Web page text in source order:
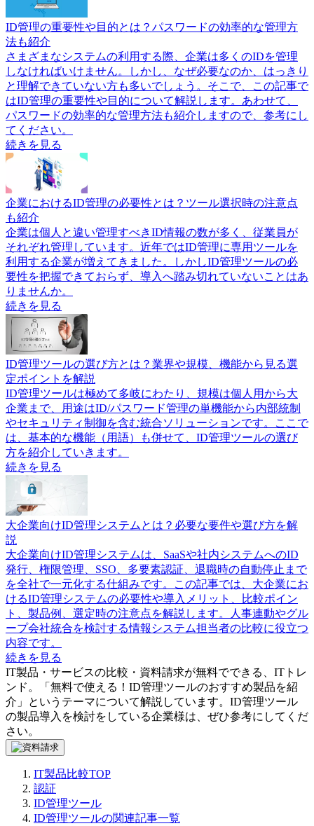
ID管理の重要性や目的とは？パスワードの効率的な管理方
法も紹介
さまざまなシステムの利用する際、企業は多くのIDを管理
しなければいけません。しかし、なぜ必要なのか、はっきり
と理解できていない方も多いでしょう。そこで、この記事で
はID管理の重要性や目的について解説します。あわせて、
パスワードの効率的な管理方法も紹介しますので、参考にし
てください。
続きを見る
企業におけるID管理の必要性とは？ツール選択時の注意点
も紹介
企業は個人と違い管理すべきID情報の数が多く、従業員が
それぞれ管理しています。近年ではID管理に専用ツールを
利用する企業が増えてきました。しかしID管理ツールの必
要性を把握できておらず、導入へ踏み切れていないことはあ
りませんか。
続きを見る
ID管理ツールの選び方とは？業界や規模、機能から見る選
定ポイントを解説
ID管理ツールは極めて多岐にわたり、規模は個人用から大
企業まで、用途はID/パスワード管理の単機能から内部統制
やセキュリティ制御を含む統合ソリューションです。ここで
は、基本的な機能（用語）も併せて、ID管理ツールの選び
方を紹介していきます。
続きを見る
大企業向けID管理システムとは？必要な要件や選び方を解
説
大企業向けID管理システムは、SaaSや社内システムへのID
発行、権限管理、SSO、多要素認証、退職時の自動停止まで
を全社で一元化する仕組みです。この記事では、大企業にお
けるID管理システムの必要性や導入メリット、比較ポイン
ト、製品例、選定時の注意点を解説します。人事連動やグル
ープ会社統合を検討する情報システム担当者の比較に役立つ
内容です。
続きを見る
IT製品・サービスの比較・資料請求が無料でできる、ITトレ
ンド。「 無料で使える！ID管理ツールのおすすめ製品を紹
介 」というテーマについて解説しています。 ID管理ツール
の製品導入を検討をしている企業様は、ぜひ参考にしてくだ
さい。
IT製品比較TOP
認証
ID管理ツール
ID管理ツールの関連記事一覧